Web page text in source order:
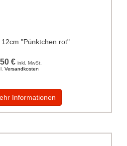
"Pünktchen rot"
€ inkl. MwSt.
Versandkosten
Informationen